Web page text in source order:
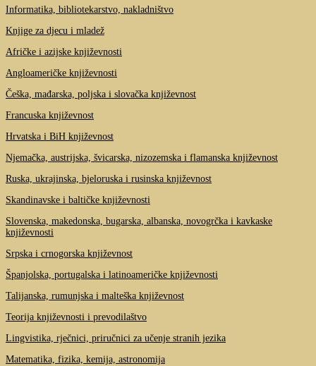
Informatika, bibliotekarstvo, nakladništvo
Knjige za djecu i mladež
Afričke i azijske književnosti
Angloameričke književnosti
Češka, mađarska, poljska i slovačka književnost
Francuska književnost
Hrvatska i BiH književnost
Njemačka, austrijska, švicarska, nizozemska i flamanska književnost
Ruska, ukrajinska, bjeloruska i rusinska književnost
Skandinavske i baltičke književnosti
Slovenska, makedonska, bugarska, albanska, novogrčka i kavkaske
književnosti
Srpska i crnogorska književnost
Španjolska, portugalska i latinoameričke književnosti
Talijanska, rumunjska i malteška književnost
Teorija književnosti i prevodilaštvo
Lingvistika, rječnici, priručnici za učenje stranih jezika
Matematika, fizika, kemija, astronomija